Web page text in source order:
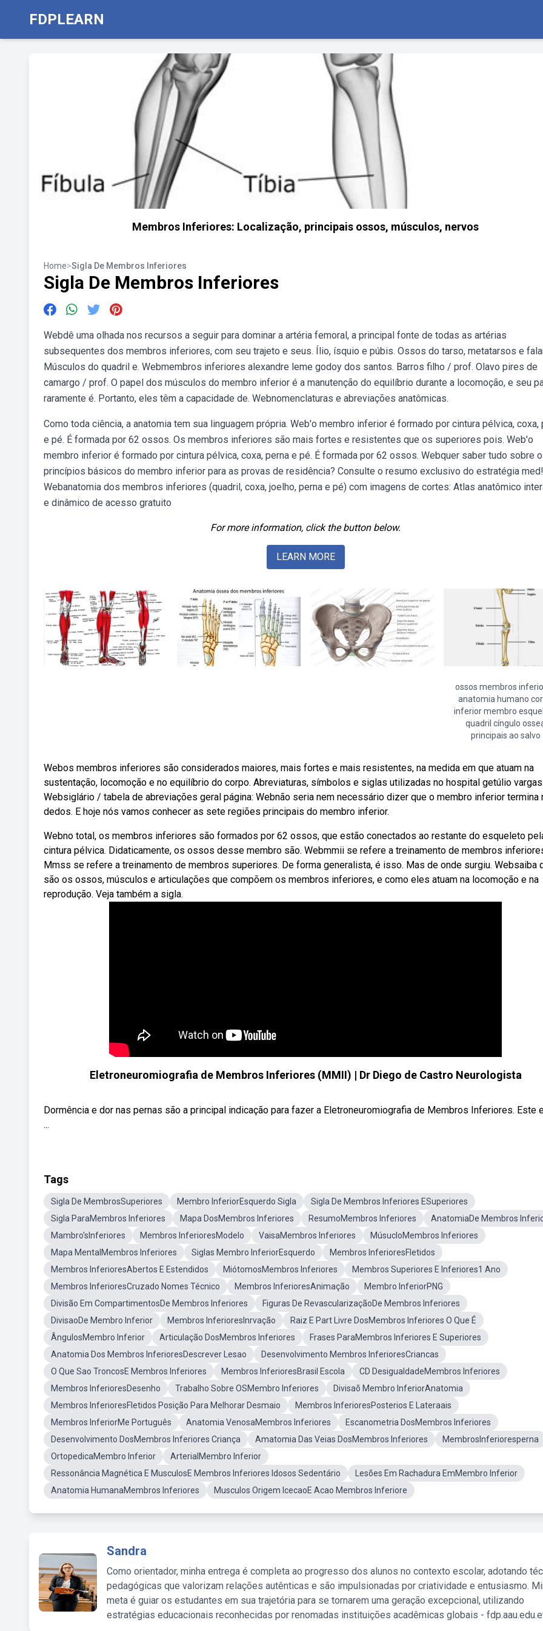
FDPLEARN
Membros Inferiores: Localização, principais ossos, músculos, nervos
Home>Sigla De Membros Inferiores
Sigla De Membros Inferiores
Webdê uma olhada nos recursos a seguir para dominar a artéria femoral, a principal fonte de todas as artérias
subsequentes dos membros inferiores, com seu trajeto e seus. Ílio, ísquio e púbis. Ossos do tarso, metatarsos e
Músculos do quadril e. Webmembros inferiores alexandre leme godoy dos santos. Barros filho / prof. Olavo pires de
camargo / prof. O papel dos músculos do membro inferior é a manutenção do equilíbrio durante a locomoção, e seu
raramente é. Portanto, eles têm a capacidade de. Webnomenclaturas e abreviações anatômicas.
Como toda ciência, a anatomia tem sua linguagem própria. Web'o membro inferior é formado por cintura pélvica, coxa,
e pé. É formada por 62 ossos. Os membros inferiores são mais fortes e resistentes que os superiores pois. Web'o
membro inferior é formado por cintura pélvica, coxa, perna e pé. É formada por 62 ossos. Webquer saber tudo sobre
princípios básicos do membro inferior para as provas de residência? Consulte o resumo exclusivo do estratégia med!
Webanatomia dos membros inferiores (quadril, coxa, joelho, perna e pé) com imagens de cortes: Atlas anatômico
e dinâmico de acesso gratuito
For more information, click the button below.
LEARN MORE
ossos membros
anatomia humano
inferior membro
quadril cíngulo
principais ao salvo
Webos membros inferiores são considerados maiores, mais fortes e mais resistentes, na medida em que atuam na
sustentação, locomoção e no equilíbrio do corpo. Abreviaturas, símbolos e siglas utilizadas no hospital getúlio vargas.
Websiglário / tabela de abreviações geral página: Webnão seria nem necessário dizer que o membro inferior termina
dedos. E hoje nós vamos conhecer as sete regiões principais do membro inferior.
Webno total, os membros inferiores são formados por 62 ossos, que estão conectados ao restante do esqueleto
cintura pélvica. Didaticamente, os ossos desse membro são. Webmmii se refere a treinamento de membros
Mmss se refere a treinamento de membros superiores. De forma generalista, é isso. Mas de onde surgiu. Websaiba
são os ossos, músculos e articulações que compõem os membros inferiores, e como eles atuam na locomoção e na
reprodução. Veja também a sigla.
Eletroneuromiografia de Membros Inferiores (MMII) | Dr Diego de Castro Neurologista
Dormência e dor nas pernas são a principal indicação para fazer a Eletroneuromiografia de Membros Inferiores. Este
...
Tags
Sigla De MembrosSuperiores Membro InferiorEsquerdo Sigla
Sigla De Membros Inferiores ESuperiores
Sigla ParaMembros Inferiores
Mapa DosMembros Inferiores ResumoMembros Inferiores
AnatomiaDe Membros
Mambro'sInferiores
Membros InferioresModelo VaisaMembros Inferiores
MúsucloMembros Inferiores
Mapa MentalMembros Inferiores
Siglas Membro InferiorEsquerdo
Membros InferioresFletidos
Membros InferioresAbertos E Estendidos
MiótomosMembros Inferiores
Membros Superiores E Inferiores1 Ano
Membros InferioresCruzado Nomes Técnico
Membros InferioresAnimação
Membro InferiorPNG
Divisão Em CompartimentosDe Membros Inferiores
Figuras De RevascularizaçãoDe Membros Inferiores
DivisaoDe Membro Inferior
Membros InferioresInrvação
Raiz E Part Livre DosMembros Inferiores O Que É
ÂngulosMembro Inferior
Articulação DosMembros Inferiores
Frases ParaMembros Inferiores E Superiores
Anatomia Dos Membros InferioresDescrever Lesao
Desenvolvimento Membros InferioresCriancas
O Que Sao TroncosE Membros Inferiores
Membros InferioresBrasil Escola
CD DesigualdadeMembros Inferiores
Membros InferioresDesenho
Trabalho Sobre OSMembro Inferiores
Divisaõ Membro InferiorAnatomia
Membros InferioresFletidos Posição Para Melhorar Desmaio
Membros InferioresPosterios E Lateraais
Membros InferiorMe Português
Anatomia VenosaMembros Inferiores
Escanometria DosMembros Inferiores
Desenvolvimento DosMembros Inferiores Criança
Amatomia Das Veias DosMembros Inferiores
MembrosInferioresperna
OrtopedicaMembro Inferior
ArterialMembro Inferior
Ressonância Magnética E MusculosE Membros Inferiores Idosos Sedentário
Lesões Em Rachadura EmMembro Inferior
Anatomia HumanaMembros Inferiores
Musculos Origem IcecaoE Acao Membros Inferiore
Sandra
Como orientador, minha entrega é completa ao progresso dos alunos no contexto escolar, adotando
pedagógicas que valorizam relações autênticas e são impulsionadas por criatividade e entusiasmo.
meta é guiar os estudantes em sua trajetória para se tornarem uma geração excepcional, utilizando
estratégias educacionais reconhecidas por renomadas instituições acadêmicas globais -